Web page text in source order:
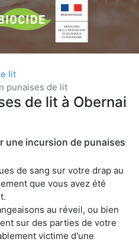
lit
punaises de lit
de lit à Obernai
une incursion de punaises
de sang sur votre drap au
que vous avez été
au réveil, ou bien
sur des parties de votre
victime d'une